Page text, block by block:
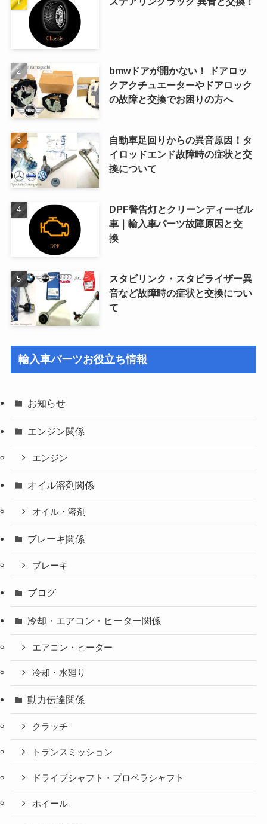
bmwドアが開かない！ ドアロッ
クアクチュエーターやドアロック
の故障と交換でお困りの方へ
自動車足回りからの異音原因！タ
イロッドエンド故障時の症状と交
換について
DPF警告灯とクリーンディーゼル
車｜輸入車パーツ故障原因と交
換
スタビリンク・スタビライザー異
音など故障時の症状と交換につい
て
輸入車パーツお役立ち情報
お知らせ
エンジン関係
エンジン
オイル溶剤関係
オイル・溶剤
ブレーキ関係
ブレーキ
ブログ
冷却・エアコン・ヒーター関係
エアコン・ヒーター
冷却・水廻り
動力伝達関係
クラッチ
トランスミッション
ドライブシャフト・プロペラシャフト
ホイール